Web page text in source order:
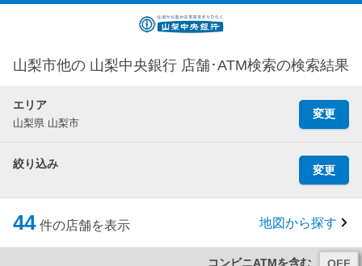
山梨市他の 山梨中央銀行 店舗･ATM検索の検索結果
エリア
山梨県 山梨市
変更
絞り込み 変更
44 件の店舗を表示 地図から探す
コンビニATMを含む